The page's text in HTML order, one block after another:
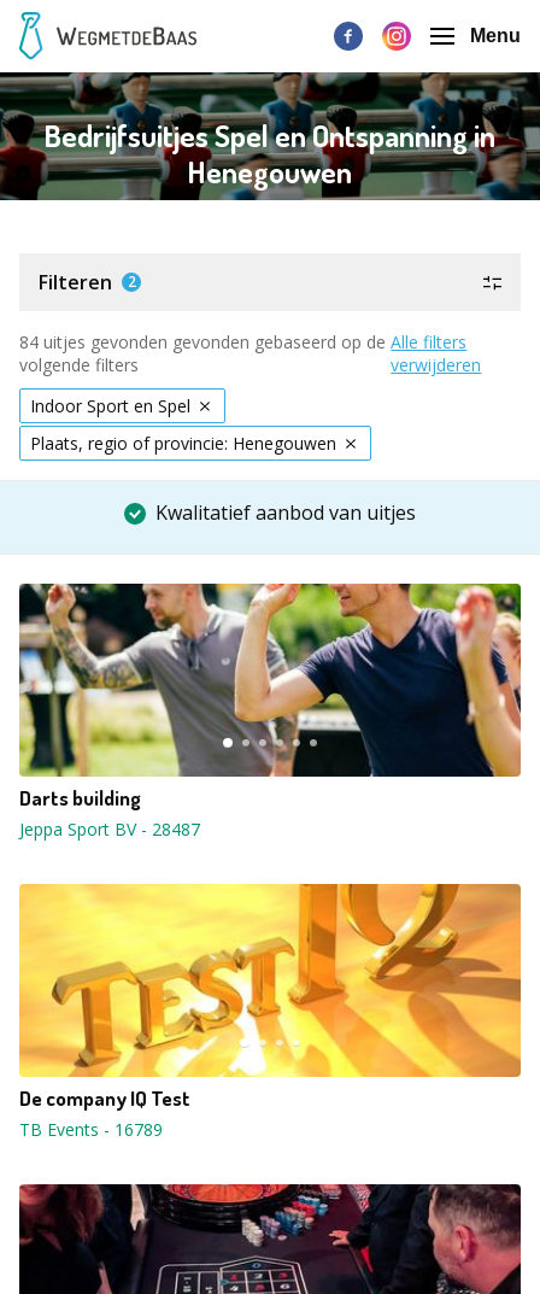
Menu
Bedrijfsuitjes Spel en Ontspanning in
Henegouwen
Filteren 2
84 uitjes gevonden gevonden gebaseerd op de
volgende filters
Alle filters
verwijderen
Indoor Sport en Spel
Plaats, regio of provincie: Henegouwen
Kwalitatief aanbod van uitjes
Darts building
Jeppa Sport BV- 28487
De company IQ Test
TB Events - 16789